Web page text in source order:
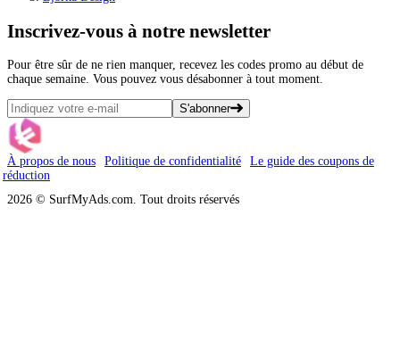
Inscrivez-vous à notre newsletter
Pour être sûr de ne rien manquer, recevez les codes promo au début de
chaque semaine. Vous pouvez vous désabonner à tout moment.
S'abonner
À propos de nous Politique de confidentialité
Le guide des coupons de
réduction
2026 © SurfMyAds.com. Tout droits réservés